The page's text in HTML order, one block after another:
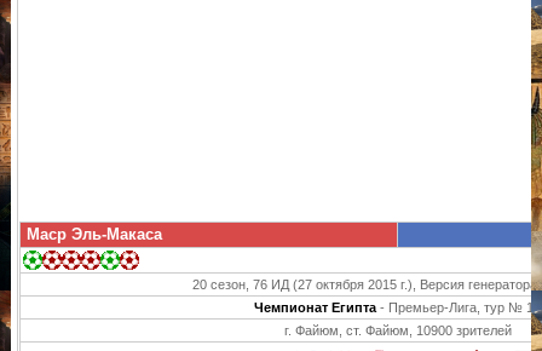
Маср Эль-Макаса
20 сезон, 76 ИД (27 октября 2015 г.), Версия генератора
Чемпионат Египта - Премьер-Лига, тур № 15
г. Файюм, ст. Файюм, 10900 зрителей